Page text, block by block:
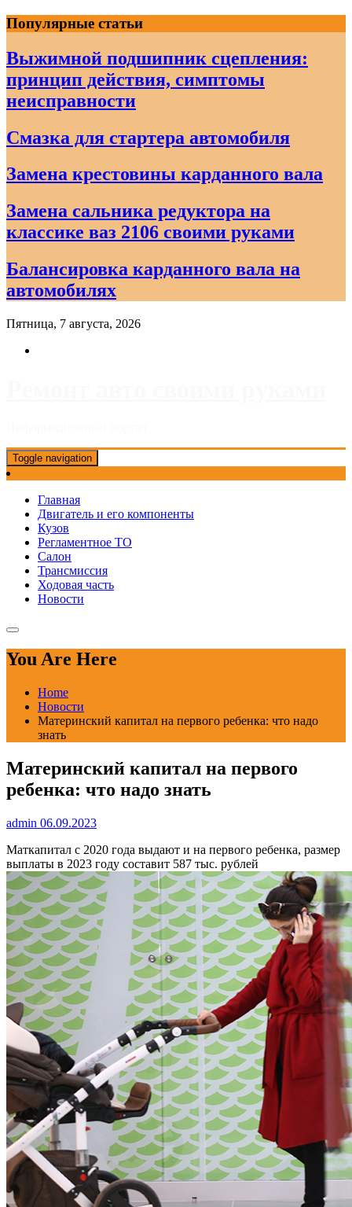
Skip
to
content
Популярные статьи
Выжимной подшипник сцепления:
принцип действия, симптомы
неисправности
Смазка для стартера автомобиля
Замена крестовины карданного вала
Замена сальника редуктора на
классике ваз 2106 своими руками
Балансировка карданного вала на
автомобилях
Пятница, 7 августа, 2026
Toggle navigation
Главная
Двигатель и его компоненты
Кузов
Регламентное ТО
Салон
Трансмиссия
Ходовая часть
Новости
You Are Here
Home
Новости
Материнский капитал на первого ребенка: что надо
знать
Материнский капитал на первого
ребенка: что надо знать
admin 06.09.2023
Маткапитал с 2020 года выдают и на первого ребенка, размер
выплаты в 2023 году составит 587 тыс. рублей